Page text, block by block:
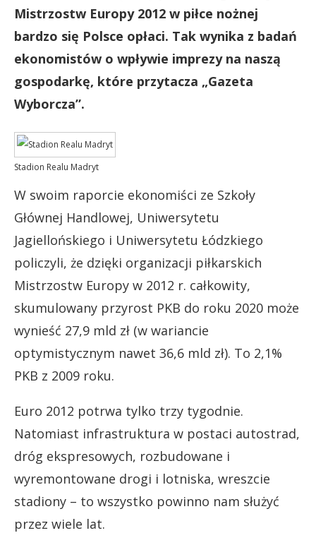
Mistrzostw Europy 2012 w piłce nożnej
bardzo się Polsce opłaci. Tak wynika z badań
ekonomistów o wpływie imprezy na naszą
gospodarkę, które przytacza „Gazeta
Wyborcza”.
Stadion Realu Madryt
W swoim raporcie ekonomiści ze Szkoły
Głównej Handlowej, Uniwersytetu
Jagiellońskiego i Uniwersytetu Łódzkiego
policzyli, że dzięki organizacji piłkarskich
Mistrzostw Europy w 2012 r. całkowity,
skumulowany przyrost PKB do roku 2020 może
wynieść 27,9 mld zł (w wariancie
optymistycznym nawet 36,6 mld zł). To 2,1%
PKB z 2009 roku.
Euro 2012 potrwa tylko trzy tygodnie.
Natomiast infrastruktura w postaci autostrad,
dróg ekspresowych, rozbudowane i
wyremontowane drogi i lotniska, wreszcie
stadiony – to wszystko powinno nam służyć
przez wiele lat.